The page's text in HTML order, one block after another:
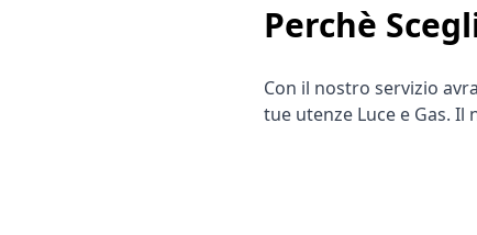
Perchè
Con il nostro servizio
tue utenze Luce e Gas. Il